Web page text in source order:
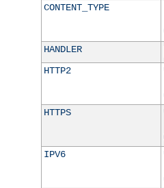
CONTENT_TYPE
HANDLER
HTTP2
HTTPS
IPV6